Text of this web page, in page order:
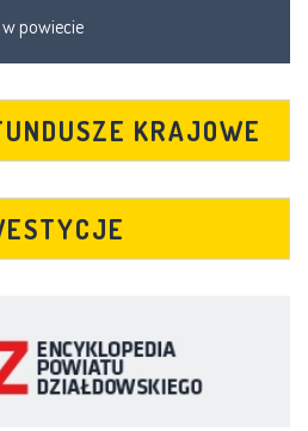
powiecie
KRAJOWE